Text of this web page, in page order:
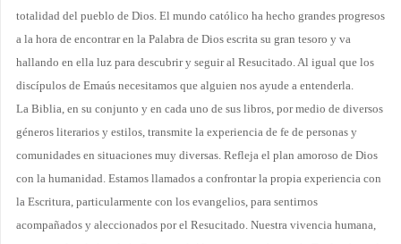
totalidad del pueblo de Dios. El mundo católico ha hecho grandes progresos
a la hora de encontrar en la Palabra de Dios escrita su gran tesoro y va
hallando en ella luz para descubrir y seguir al Resucitado. Al igual que los
discípulos de Emaús necesitamos que alguien nos ayude a entenderla.
La Biblia, en su conjunto y en cada uno de sus libros, por medio de diversos
géneros literarios y estilos, transmite la experiencia de fe de personas y
comunidades en situaciones muy diversas. Refleja el plan amoroso de Dios
con la humanidad. Estamos llamados a confrontar la propia experiencia con
la Escritura, particularmente con los evangelios, para sentirnos
acompañados y aleccionados por el Resucitado. Nuestra vivencia humana,